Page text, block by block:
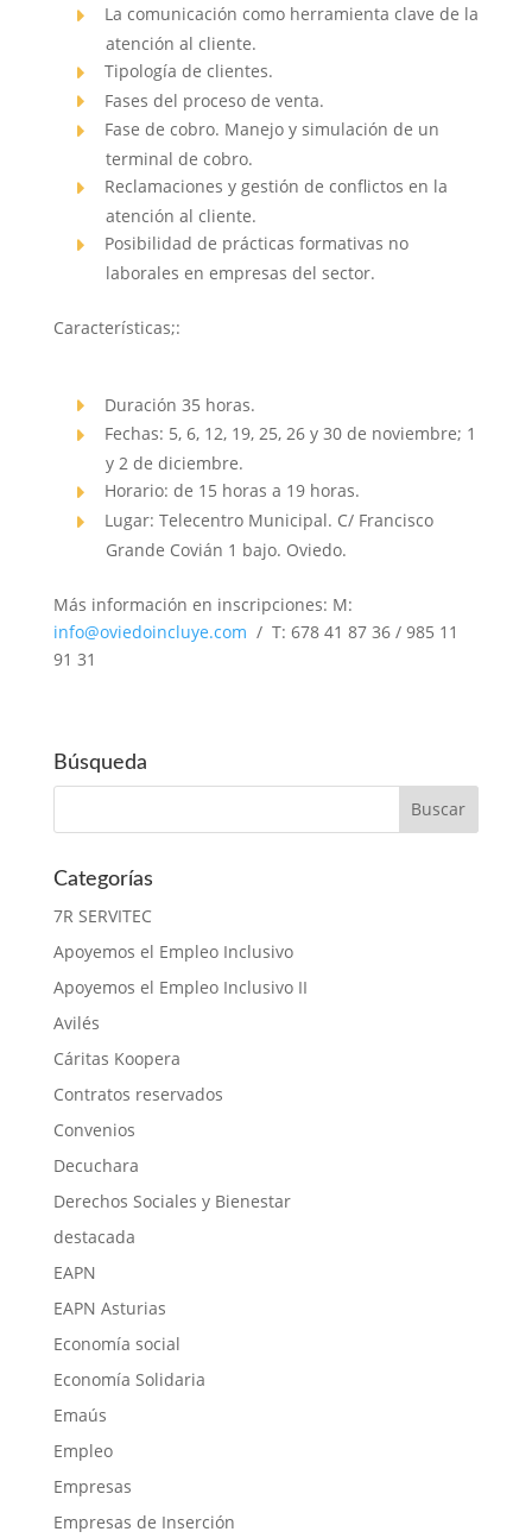
La comunicación como herramienta clave de la
atención al cliente.
Tipología de clientes.
Fases del proceso de venta.
Fase de cobro. Manejo y simulación de un
terminal de cobro.
Reclamaciones y gestión de conflictos en la
atención al cliente.
Posibilidad de prácticas formativas no
laborales en empresas del sector.
Características;:
Duración 35 horas.
Fechas: 5, 6, 12, 19, 25, 26 y 30 de noviembre; 1
y 2 de diciembre.
Horario: de 15 horas a 19 horas.
Lugar: Telecentro Municipal. C/ Francisco
Grande Covián 1 bajo. Oviedo.
Más información en inscripciones: M:
info@oviedoincluye.com / T: 678 41 87 36 / 985 11
91 31
Búsqueda
Categorías
7R SERVITEC
Apoyemos el Empleo Inclusivo
Apoyemos el Empleo Inclusivo II
Avilés
Cáritas Koopera
Contratos reservados
Convenios
Decuchara
Derechos Sociales y Bienestar
destacada
EAPN
EAPN Asturias
Economía social
Economía Solidaria
Emaús
Empleo
Empresas
Empresas de Inserción